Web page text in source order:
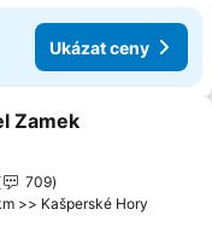
Ukázat ceny
seznam oblíbených
Zamek
709
>> Kašperské Hory